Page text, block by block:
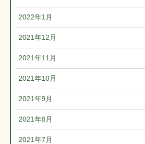
2022年1月
2021年12月
2021年11月
2021年10月
2021年9月
2021年8月
2021年7月